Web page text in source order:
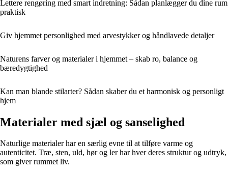
Lettere rengøring med smart indretning: Sådan planlægger du dine rum
praktisk
Giv hjemmet personlighed med arvestykker og håndlavede detaljer
Naturens farver og materialer i hjemmet – skab ro, balance og
bæredygtighed
Kan man blande stilarter? Sådan skaber du et harmonisk og personligt
hjem
Materialer med sjæl og sanselighed
Naturlige materialer har en særlig evne til at tilføre varme og
autenticitet. Træ, sten, uld, hør og ler har hver deres struktur og udtryk,
som giver rummet liv.